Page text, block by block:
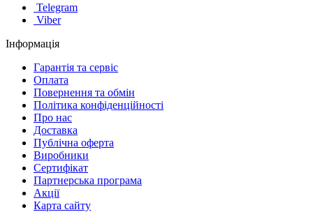
Telegram
Viber
Інформація
Гарантія та сервіс
Оплата
Повернення та обмін
Політика конфіденційності
Про нас
Доставка
Публічна оферта
Виробники
Сертифікат
Партнерська програма
Акції
Карта сайту